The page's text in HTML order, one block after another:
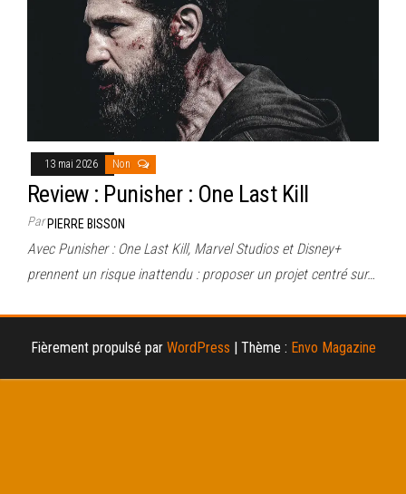
13 mai 2026 Non
Review : Punisher : One Last Kill
ParPIERRE BISSON
Avec Punisher : One Last Kill, Marvel Studios et Disney+
prennent un risque inattendu : proposer un projet centré sur…
Fièrement propulsé par WordPress Thème : Envo Magazine